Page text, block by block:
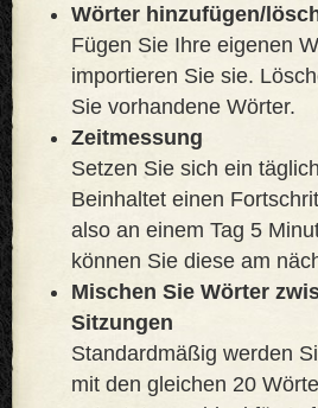
Wörter hinzufügen/
Fügen Sie Ihre eigenen
importieren Sie sie.
Sie vorhandene Wörter.
Zeitmessung
Setzen Sie sich ein
Beinhaltet einen
also an einem Tag 5
können Sie diese am
Mischen Sie Wörter
Sitzungen
Standardmäßig werden
mit den gleichen 20